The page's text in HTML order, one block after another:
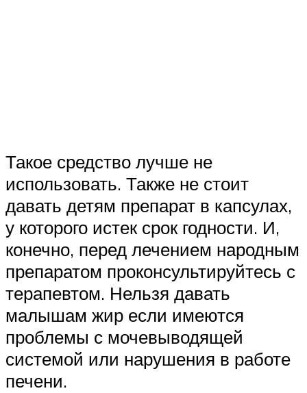
Такое средство лучше не
использовать. Также не стоит
давать детям препарат в капсулах,
у которого истек срок годности. И,
конечно, перед лечением народным
препаратом проконсультируйтесь с
терапевтом. Нельзя давать
малышам жир если имеются
проблемы с мочевыводящей
системой или нарушения в работе
печени.